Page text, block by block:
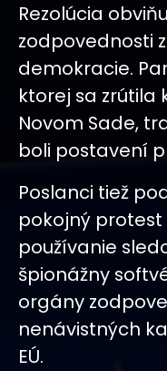
Rezolúcia
zodpovednosti
demokracie.
ktorej sa zrútila
Novom Sade,
boli postavení
Poslanci tiež
pokojný protest
používanie
špionážny
orgány
nenávistných
EÚ.